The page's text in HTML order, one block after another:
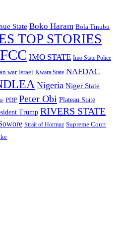
State Boko Haram Bola Tinubu
TOP STORIES
IMO STATE Imo State Police
war Israel Kwara State NAFDAC
Nigeria Niger State
PDP Peter Obi Plateau State
Trump RIVERS STATE
Strait of Hormuz Supreme Court